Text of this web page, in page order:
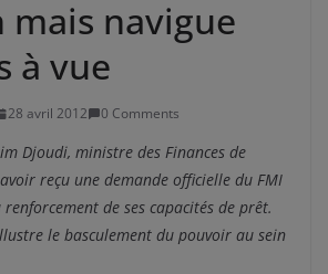
mais navigue
à vue
28 avril 2012 0 Comments
Djoudi, ministre des Finances de
reçu une demande officielle du FMI
de ses capacités de prêt.
le basculement du pouvoir au sein